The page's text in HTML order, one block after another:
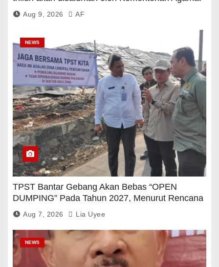
Aug 9, 2026 AF
NEWS
TPST Bantar Gebang Akan Bebas “OPEN
DUMPING” Pada Tahun 2027, Menurut Rencana
Pemerintah
Aug 7, 2026 Lia Uyee
NEWS